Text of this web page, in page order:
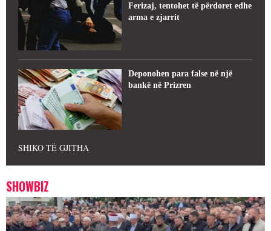
Ferizaj, tentohet të përdoret edhe
arma e zjarrit
Deponohen para false në një
bankë në Prizren
SHIKO TË GJITHA
SHOWBIZ